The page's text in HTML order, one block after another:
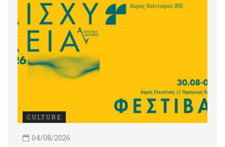
CULTURE
04/08/2026